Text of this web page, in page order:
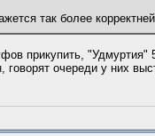
так более
прикупить,
очереди у них